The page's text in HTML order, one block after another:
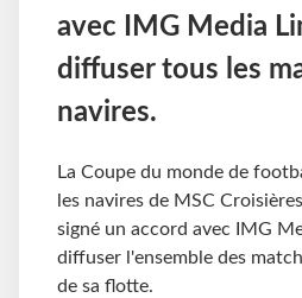
avec IMG Media
diffuser tous les
navires.
La Coupe du monde de
les navires de MSC
signé un accord avec IMG
diffuser l'ensemble des
de sa flotte.